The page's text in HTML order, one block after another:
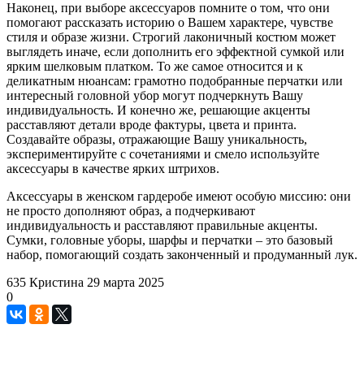
Наконец, при выборе аксессуаров помните о том, что они
помогают рассказать историю о Вашем характере, чувстве
стиля и образе жизни. Строгий лаконичный костюм может
выглядеть иначе, если дополнить его эффектной сумкой или
ярким шелковым платком. То же самое относится и к
деликатным нюансам: грамотно подобранные перчатки или
интересный головной убор могут подчеркнуть Вашу
индивидуальность. И конечно же, решающие акценты
расставляют детали вроде фактуры, цвета и принта.
Создавайте образы, отражающие Вашу уникальность,
экспериментируйте с сочетаниями и смело используйте
аксессуары в качестве ярких штрихов.
Аксессуары в женском гардеробе имеют особую миссию: они
не просто дополняют образ, а подчеркивают
индивидуальность и расставляют правильные акценты.
Сумки, головные уборы, шарфы и перчатки – это базовый
набор, помогающий создать законченный и продуманный лук.
635 Кристина 29 марта 2025
0